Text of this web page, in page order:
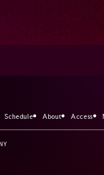
Schedule About Access